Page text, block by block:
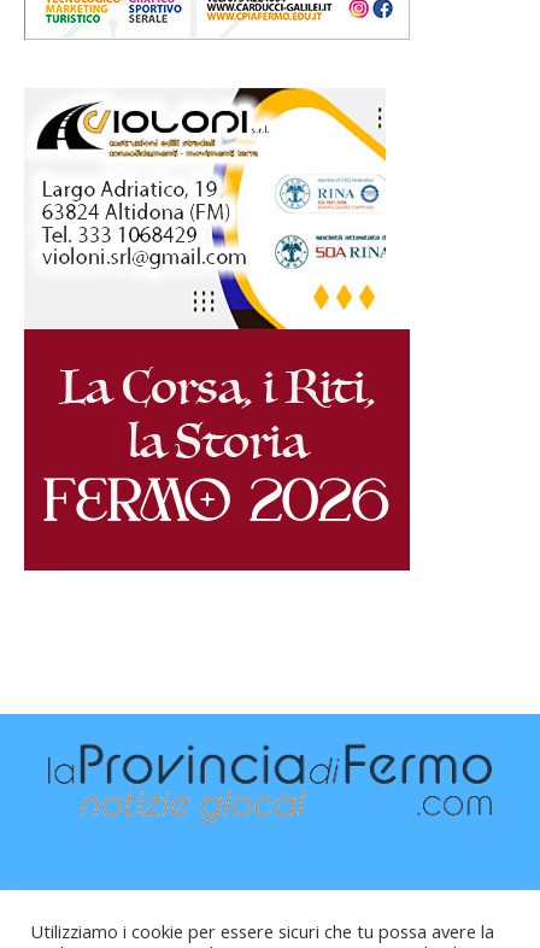
Utilizziamo i cookie per essere sicuri che tu possa avere la